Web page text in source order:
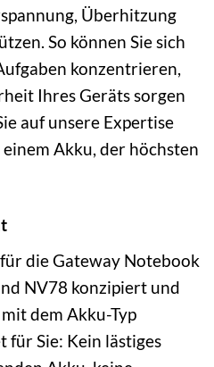
Überhitzung
So können Sie sich
konzentrieren,
Ihres Geräts sorgen
auf unsere Expertise
Akku, der höchsten
die Gateway Notebook
NV78 konzipiert und
dem Akku-Typ
für Sie: Kein lästiges